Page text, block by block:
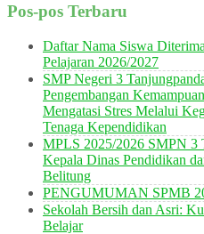
Pos-pos Terbaru
Daftar Nama Siswa
Pelajaran 2026/2027
SMP Negeri 3
Pengembangan
Mengatasi Stres Melalui
Tenaga Kependidikan
MPLS 2025/2026 SMPN 3
Kepala Dinas Pendidikan
Belitung
PENGUMUMAN SPMB
Sekolah Bersih dan Asri:
Belajar